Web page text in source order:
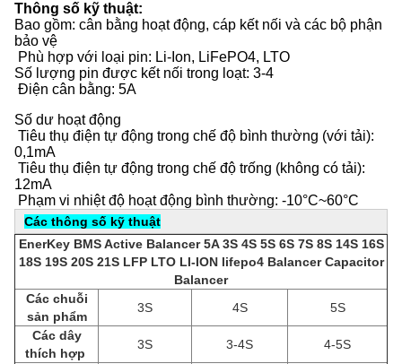
Thông số kỹ thuật:
Bao gồm: cân bằng hoạt động, cáp kết nối và các bộ phận
bảo vệ
️ Phù hợp với loại pin: Li-Ion, LiFePO4, LTO
Số lượng pin được kết nối trong loạt: 3-4
️ Điện cân bằng: 5A
Số dư hoạt động
️ Tiêu thụ điện tự động trong chế độ bình thường (với tải):
0,1mA
️ Tiêu thụ điện tự động trong chế độ trống (không có tải):
12mA
️ Phạm vi nhiệt độ hoạt động bình thường: -10°C~60°C
Các thông số kỹ thuật
EnerKey BMS Active Balancer 5A 3S 4S 5S 6S 7S 8S 14S 16S
18S 19S 20S 21S LFP LTO LI-ION lifepo4 Balancer Capacitor
Balancer
Các chuỗi
sản phẩm
3S 4S
5S
Các dây
thích hợp
3S 3-4S
4-5S